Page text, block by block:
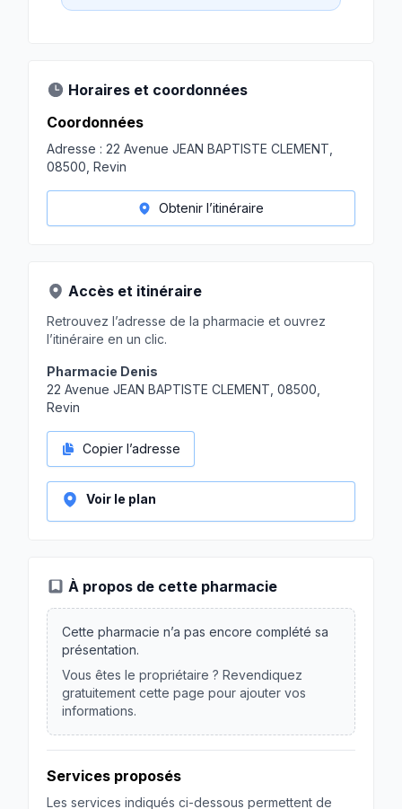
Horaires et coordonnées
Coordonnées
Adresse : 22 Avenue JEAN BAPTISTE CLEMENT,
08500, Revin
Obtenir l’itinéraire
Accès et itinéraire
Retrouvez l’adresse de la pharmacie et ouvrez
l’itinéraire en un clic.
Pharmacie Denis
22 Avenue JEAN BAPTISTE CLEMENT, 08500,
Revin
Copier l’adresse
Voir le plan
À propos de cette pharmacie
Cette pharmacie n’a pas encore complété sa
présentation.
Vous êtes le propriétaire ? Revendiquez
gratuitement cette page pour ajouter vos
informations.
Services proposés
Les services indiqués ci-dessous permettent de